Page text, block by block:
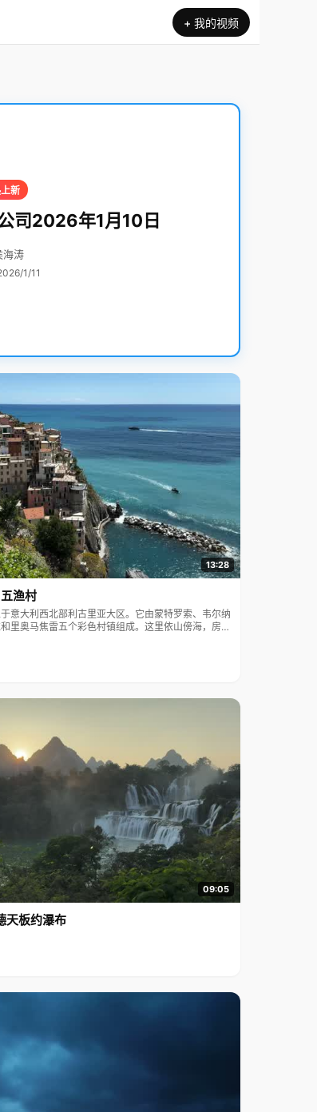
+ 我的视频
新
司2026年1月10日
海涛
1/11
13:28
渔村
意大利西北部利古里亚大区。它由蒙特罗索、韦尔纳
里奥马焦雷五个彩色村镇组成。这里依山傍海，房屋
文化遗产。
09:05
天板约瀑布